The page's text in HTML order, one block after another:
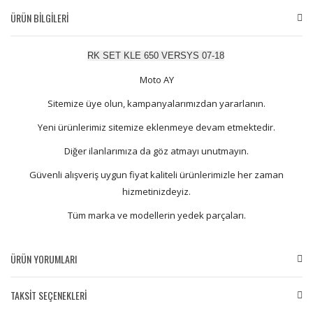
ÜRÜN BİLGİLERİ
RK SET KLE 650 VERSYS 07-18
Moto AY
Sitemize üye olun, kampanyalarımızdan yararlanın.
Yeni ürünlerimiz sitemize eklenmeye devam etmektedir.
Diğer ilanlarımıza da göz atmayı unutmayın.
Güvenli alışveriş uygun fiyat kaliteli ürünlerimizle her zaman
hizmetinizdeyiz.
Tüm marka ve modellerin yedek parçaları.
ÜRÜN YORUMLARI
TAKSİT SEÇENEKLERİ